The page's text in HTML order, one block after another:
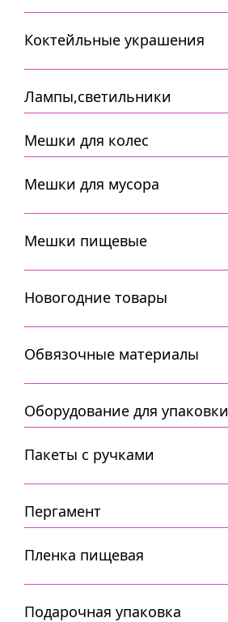
Коктейльные украшения
Лампы,светильники
Мешки для колес
Мешки для мусора
Мешки пищевые
Новогодние товары
Обвязочные материалы
Оборудование для упаковки
Пакеты с ручками
Пергамент
Пленка пищевая
Подарочная упаковка